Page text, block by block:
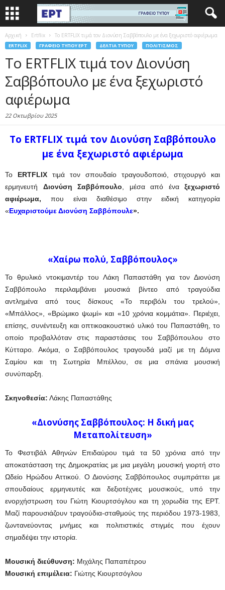
Αρχική Ertflix Το ERTFLIX τιμά τον Διονύση Σαββόπουλο με ένα ξεχωριστό αφιέρωμα
ERTFLIX ΓΡΑΦΕΊΟ ΤΎΠΟΥ ΕΡΤ ΔΕΛΤΊΑ ΤΎΠΟΥ ΠΟΛΙΤΙΣΜΌΣ
Το ERTFLIX τιμά τον Διονύση
Σαββόπουλο με ένα ξεχωριστό
αφιέρωμα
22 Οκτωβρίου 2025
Το ERTFLIX τιμά τον Διονύση Σαββόπουλο
με ένα ξεχωριστό αφιέρωμα
Το ERTFLIX τιμά τον σπουδαίο τραγουδοποιό, στιχουργό και
ερμηνευτή Διονύση Σαββόπουλο , μέσα από ένα ξεχωριστό
αφιέρωμα, που είναι διαθέσιμο στην ειδική κατηγορία
«Ευχαριστούμε Διονύση Σαββόπουλε».
«Χαίρω πολύ, Σαββόπουλος»
Το θρυλικό ντοκιμαντέρ του Λάκη Παπαστάθη για τον Διονύση
Σαββόπουλο περιλαμβάνει μουσικά βίντεο από τραγούδια
αντλημένα από τους δίσκους «Το περιβόλι του τρελού»,
«Μπάλλος», «Βρώμικο ψωμί» και «10 χρόνια κομμάτια». Περιέχει,
επίσης, συνέντευξη και οπτικοακουστικό υλικό του Παπαστάθη, το
οποίο προβαλλόταν στις παραστάσεις του Σαββόπουλου στο
Κύτταρο. Ακόμα, ο Σαββόπουλος τραγουδά μαζί με τη Δόμνα
Σαμίου και τη Σωτηρία Μπέλλου, σε μια σπάνια μουσική
συνύπαρξη.
Σκηνοθεσία: Λάκης Παπαστάθης
«Διονύσης Σαββόπουλος: Η δική μας
Μεταπολίτευση»
Το Φεστιβάλ Αθηνών Επιδαύρου τιμά τα 50 χρόνια από την
αποκατάσταση της Δημοκρατίας με μια μεγάλη μουσική γιορτή στο
Ωδείο Ηρώδου Αττικού. Ο Διονύσης Σαββόπουλος συμπράττει με
σπουδαίους ερμηνευτές και δεξιοτέχνες μουσικούς, υπό την
ενορχήστρωση του Γιώτη Κιουρτσόγλου και τη χορωδία της ΕΡΤ.
Μαζί παρουσιάζουν τραγούδια-σταθμούς της περιόδου 1973-1983,
ζωντανεύοντας μνήμες και πολιτιστικές στιγμές που έχουν
σημαδέψει την ιστορία.
Μουσική διεύθυνση: Μιχάλης Παπαπέτρου
Μουσική επιμέλεια: Γιώτης Κιουρτσόγλου